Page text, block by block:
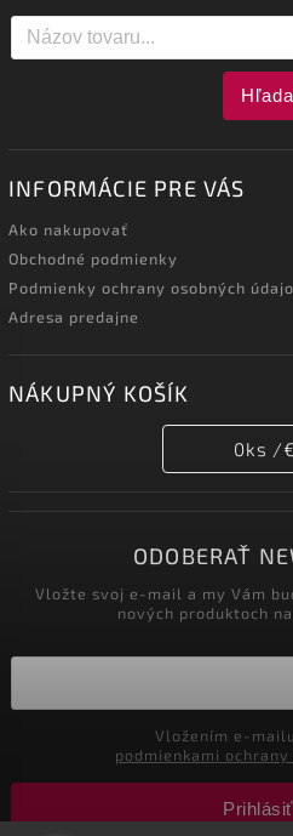
INFORMÁCIE PRE VÁS
Ako nakupovať
Obchodné podmienky
Podmienky ochrany osobných
Adresa predajne
NÁKUPNÝ KOŠÍK
0ks /
ODOBERAŤ
Vložte svoj e-mail a my Vám
nových produktoch
podmienkami